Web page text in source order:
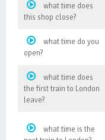
what time does
this shop close?
what time do you
open?
what time does
the first train to London
leave?
what time is the